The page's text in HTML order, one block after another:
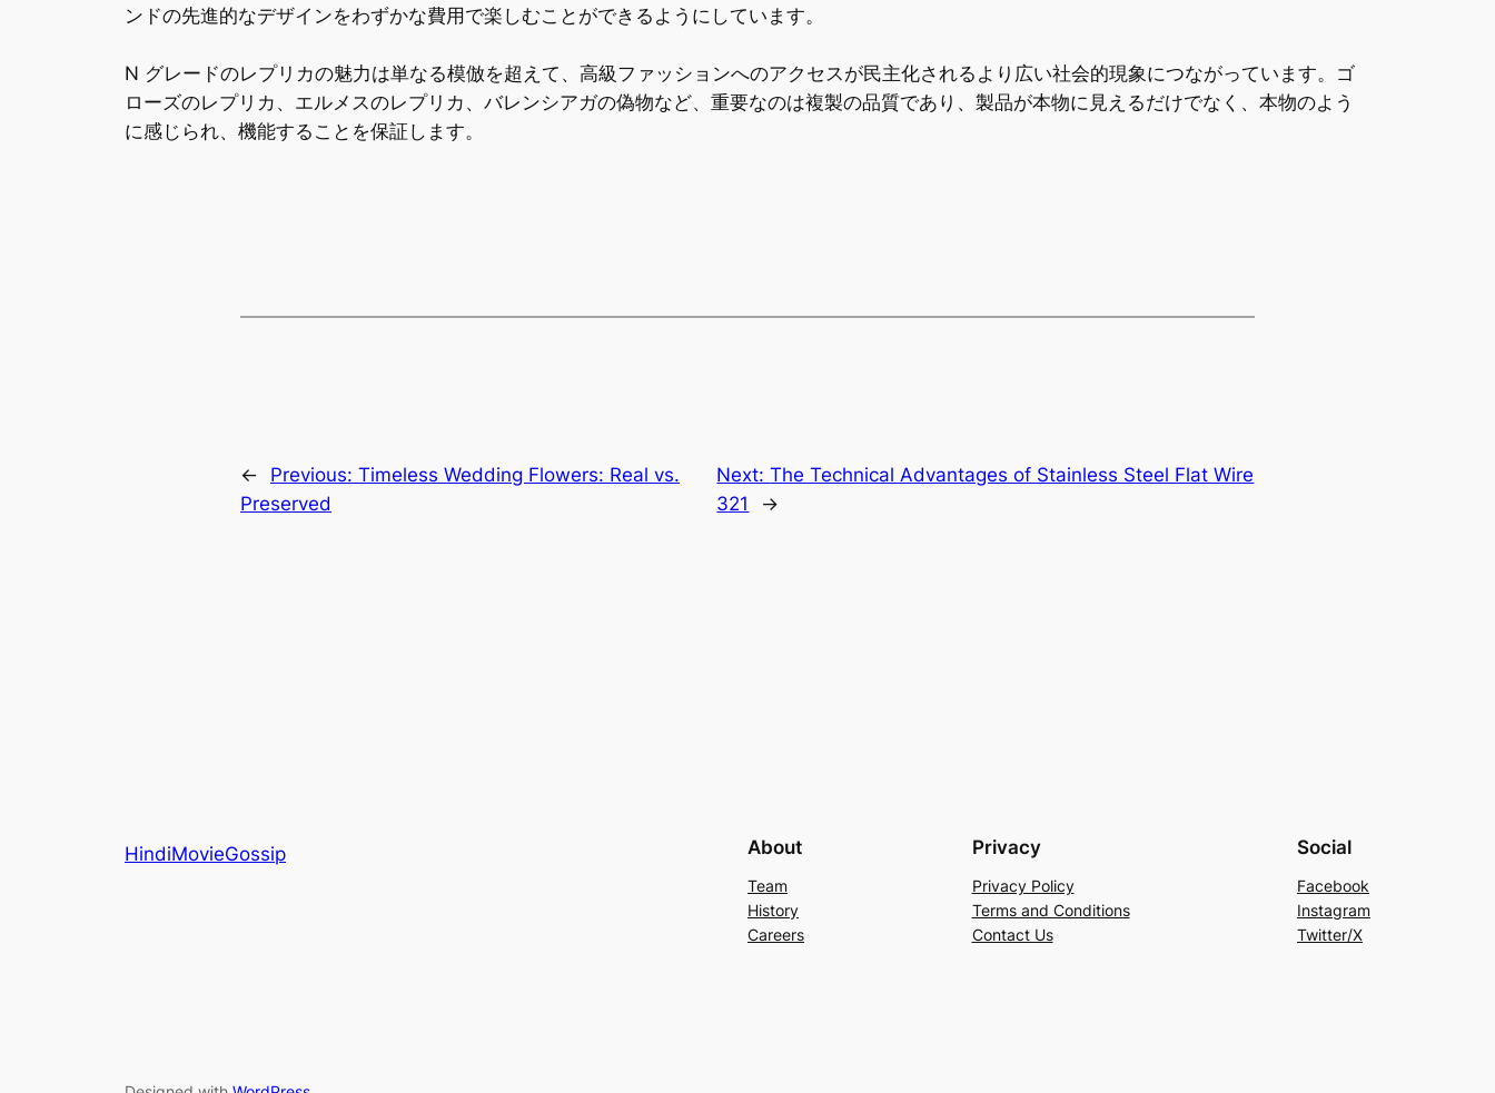
ンドの先進的なデザインをわずかな費用で楽しむことができるようにしています。
N グレードのレプリカの魅力は単なる模倣を超えて、高級ファッションへのアクセスが民主化されるより広い社会的現象につながっています。ゴ
ローズのレプリカ、エルメスのレプリカ、バレンシアガの偽物など、重要なのは複製の品質であり、製品が本物に見えるだけでなく、本物のよう
に感じられ、機能することを保証します。
← Previous: Timeless Wedding Flowers: Real vs.
Preserved
Next:The Technical Advantages of Stainless Steel Flat Wire
321
→
HindiMovieGossip About
Team
History
Careers
Privacy
Privacy Policy
Terms and Conditions
Contact Us
Social
Facebook
Instagram
Twitter/X